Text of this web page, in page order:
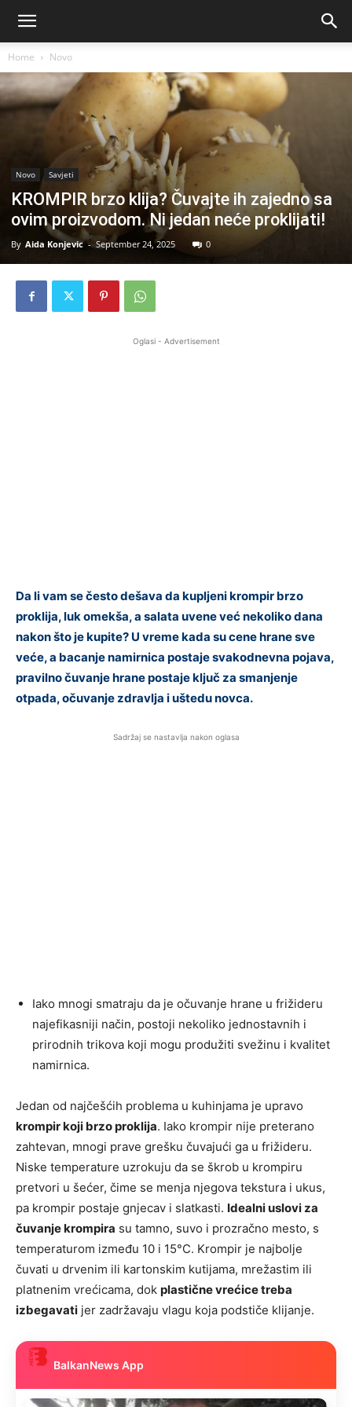
Home Novo
Novo Savjeti
KROMPIR brzo klija? Čuvajte ih zajedno sa
ovim proizvodom. Ni jedan neće proklijati!
By Aida Konjevic - September 24, 2025 0
Oglasi - Advertisement
Da li vam se često dešava da kupljeni krompir brzo
proklija, luk omekša, a salata uvene već nekoliko dana
nakon što je kupite? U vreme kada su cene hrane sve
veće, a bacanje namirnica postaje svakodnevna pojava,
pravilno čuvanje hrane postaje ključ za smanjenje
otpada, očuvanje zdravlja i uštedu novca.
Sadržaj se nastavlja nakon oglasa
Iako mnogi smatraju da je očuvanje hrane u frižideru
najefikasniji način, postoji nekoliko jednostavnih i
prirodnih trikova koji mogu produžiti svežinu i kvalitet
namirnica.
Jedan od najčešćih problema u kuhinjama je upravo
krompir koji brzo proklija. Iako krompir nije preterano
zahtevan, mnogi prave grešku čuvajući ga u frižideru.
Niske temperature uzrokuju da se škrob u krompiru
pretvori u šećer, čime se menja njegova tekstura i ukus,
pa krompir postaje gnjecav i slatkasti. Idealni uslovi za
čuvanje krompira su tamno, suvo i prozračno mesto, s
temperaturom između 10 i 15°C. Krompir je najbolje
čuvati u drvenim ili kartonskim kutijama, mrežastim ili
platnenim vrećicama, dok plastične vrećice treba
izbegavati jer zadržavaju vlagu koja podstiče klijanje.
BalkanNews App